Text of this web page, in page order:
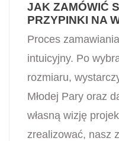
JAK ZAMÓWIĆ
PRZYPINKI NA
Proces
intuicyjny. Po
rozmiaru,
Młodej Pary oraz
własną wizję
zrealizować, nasz